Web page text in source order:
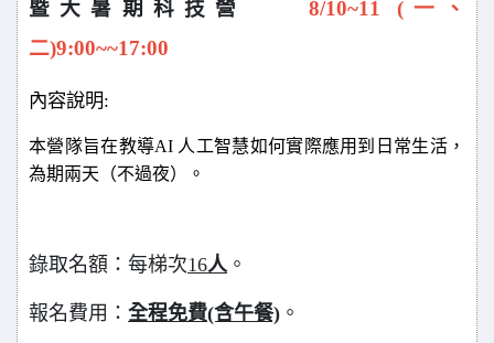
暨大暑期科技營8/10~11 (一、
二)9:00~~17:00
內容說明:
本營隊旨在教導AI 人工智慧如何實際應用到日常生活，
為期兩天（不過夜）。
錄取名額：每梯次16人。
報名費用： 全程免費(含午餐) 。